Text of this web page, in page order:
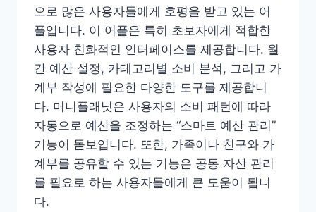
으로 많은 사용자들에게 호평을 받고 있는 어
플입니다. 이 어플은 특히 초보자에게 적합한
사용자 친화적인 인터페이스를 제공합니다. 월
간 예산 설정, 카테고리별 소비 분석, 그리고 가
계부 작성에 필요한 다양한 도구를 제공합니
다. 머니플래닛은 사용자의 소비 패턴에 따라
자동으로 예산을 조정하는 “스마트 예산 관리”
기능이 돋보입니다. 또한, 가족이나 친구와 가
계부를 공유할 수 있는 기능은 공동 자산 관리
를 필요로 하는 사용자들에게 큰 도움이 됩니
다.